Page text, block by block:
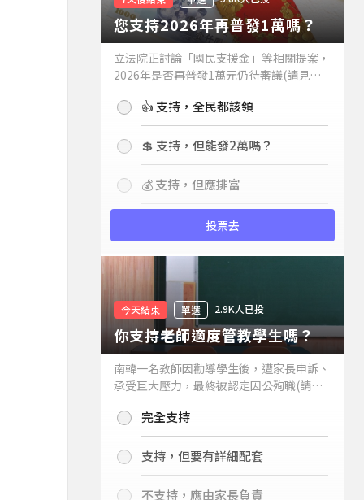
您支持2026年再普發1萬嗎？
立法院正討論「國民支援金」等相關提案，
2026年是否再普發1萬元仍待審議(請見下
持嗎？👍 支持，全民都該領
💲 支持，但能發2萬嗎？
💰 支持，但應排富
投票去
今天結束 單選 2.9K人已投
你支持老師適度管教學生嗎？
南韓一名教師因勸導學生後，遭家長申訴、
承受巨大壓力，最終被認定因公殉職(請見
你支持老師適度管教學生嗎？
完全支持
支持，但要有詳細配套
不支持，應由家長負責